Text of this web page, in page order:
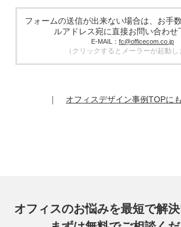
場合があります。その際、弊社は、個人情
きる管理体制を敷き実行していることを条
厳選したうえで、機密保持契約を委託先と
個人情報を厳密に管理させます。
提供記録の開示を請求することができます
7. 個人情報を提供されることの任意性
フォームの送信が出来ない場合は、お手
ルアドレス宛に直接お問い合わせ
E-MAIL： fc@officecom.co.jp
（クリックするとメーラーが起動し
｜ オフィスデザイン事例TOPに
オフィスのお悩みを最短で解決